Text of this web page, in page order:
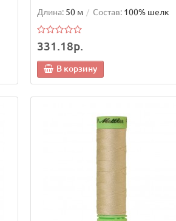
Длина: 50 м Состав: 100% шелк
331.18р.
В корзину